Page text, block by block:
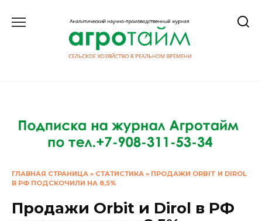
ГЛАВНАЯ СТРАНИЦА » СТАТИСТИКА » ПРОДАЖИ ORBIT И DIROL
В РФ ПОДСКОЧИЛИ НА 8,5%
Продажи Orbit и Dirol в РФ